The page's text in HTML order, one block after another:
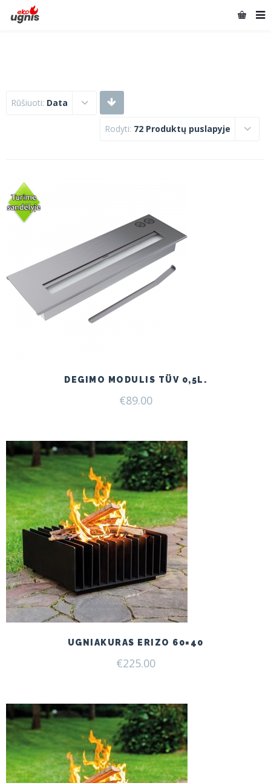
Rūšiuoti: Data
Rodyti: 72 Produktų puslapyje
DEGIMO MODULIS TÜV 0,5L.
€89.00
UGNIAKURAS ERIZO 60×40
€225.00